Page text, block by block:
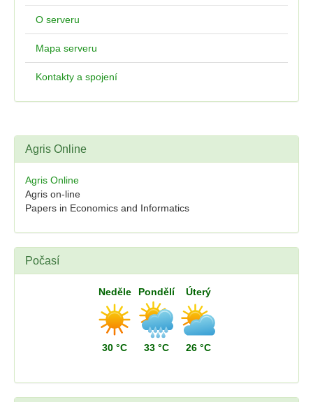
O serveru
Mapa serveru
Kontakty a spojení
Agris Online
Agris Online
Agris on-line
Papers in Economics and Informatics
Počasí
Neděle
30 °C
Pondělí
33 °C
Úterý
26 °C